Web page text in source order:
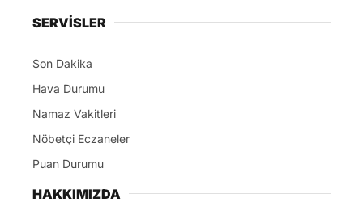
SERVİSLER
Son Dakika
Hava Durumu
Namaz Vakitleri
Nöbetçi Eczaneler
Puan Durumu
HAKKIMIZDA